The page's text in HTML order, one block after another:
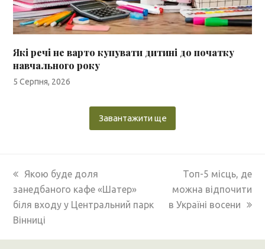
Які речі не варто купувати дитині до початку
навчального року
5 Серпня, 2026
Завантажити ще
previous
post:
Якою буде доля
занедбаного кафе «Шатер»
біля входу у Центральний парк
Вінниці
next
post:
Топ-5 місць, де
можна відпочити
в Україні восени